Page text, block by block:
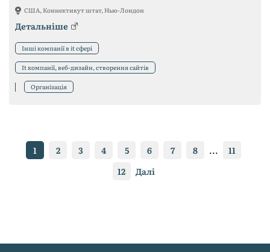
США, Коннектикут штат, Нью-Лондон
Детальніше
Інші компанії в it сфері
It компанії, веб-дизайн, створення сайтів
Організація
1 2 3 4 5 6 7 8 ...
11
12
Далі